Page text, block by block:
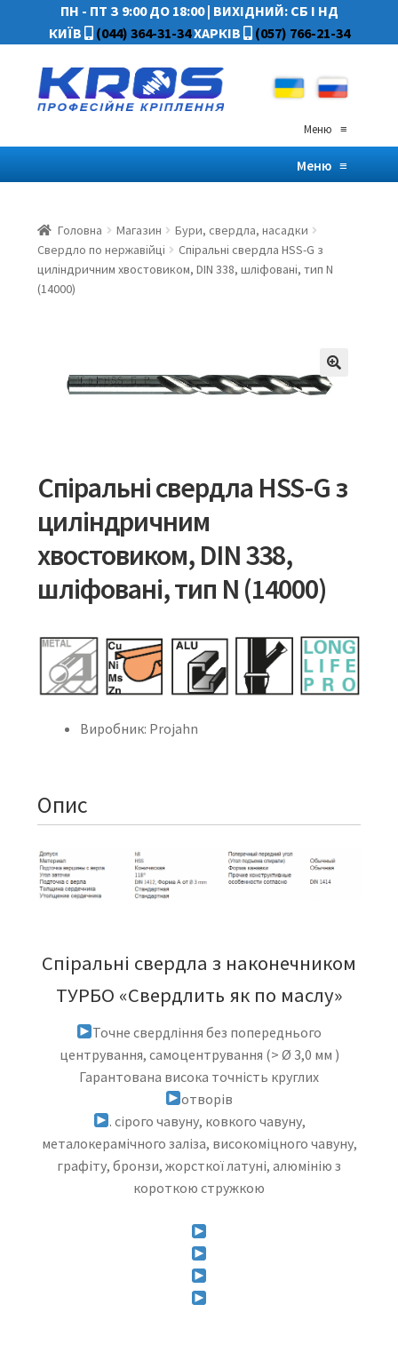
ПН - ПТ З 9:00 ДО 18:00| ВИХІДНИЙ: СБ І НД
КИЇВ
(044) 364-31-34ХАРКІВ (057) 766-21-34
Меню≡
Меню≡
Головна Магазин
Бури, свердла, насадки
Свердло по нержавійці
Спіральні свердла HSS-G з
циліндричним хвостовиком, DIN 338, шліфовані, тип N
(14000)
Спіральні свердла HSS-G з
циліндричним
хвостовиком, DIN 338,
шліфовані, тип N (14000)
Виробник: Projahn
Опис
Спіральні свердла з наконечником
ТУРБО «Свердлить як по маслу»
Точне свердління без попереднього
центрування, самоцентрування (> Ø 3,0 мм )
Гарантована висока точність круглих
отворів
. сірого чавуну, ковкого чавуну,
металокерамічного заліза, високоміцного чавуну,
графіту, бронзи, жорсткої латуні, алюмінію з
короткою стружкою